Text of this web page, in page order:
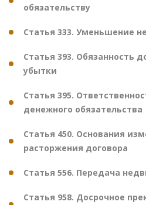
обязательству
Статья 333. Уменьшение
Статья 393. Обязанность
убытки
Статья 395.
денежного обязательства
Статья 450. Основания
расторжения договора
Статья 556. Передача
Статья 958. Досрочное